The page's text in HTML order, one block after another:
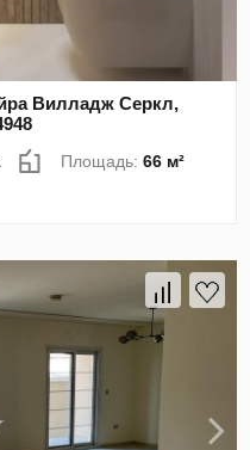
Вилладж Серкл,
Площадь:66 м²